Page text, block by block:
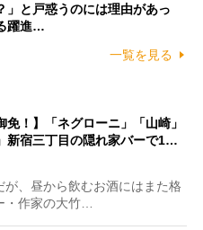
」と戸惑うのには理由があっ
躍進…
一覧を見る
免！】「ネグローニ」「山崎」
新宿三丁目の隠れ家バーで1…
、昼から飲むお酒にはまた格
作家の大竹…